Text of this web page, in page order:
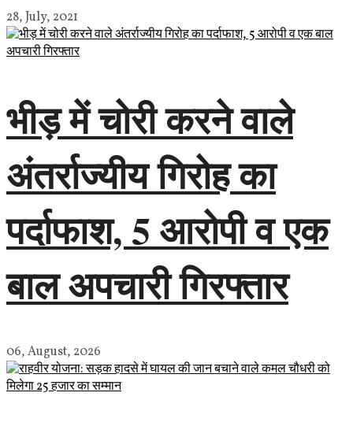
28, July, 2021
भीड़ में चोरी करने वाले
अंतर्राज्यीय गिरोह का
पर्दाफाश, 5 आरोपी व एक
बाल अपचारी गिरफ्तार
06, August, 2026